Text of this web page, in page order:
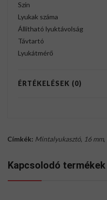
Szín
Lyukak száma
Állítható lyuktávolság
Távtartó
Lyukátmérő
ÉRTÉKELÉSEK (0)
Címkék: Mintalyukasztó, 16 mm,
Kapcsolodó termékek